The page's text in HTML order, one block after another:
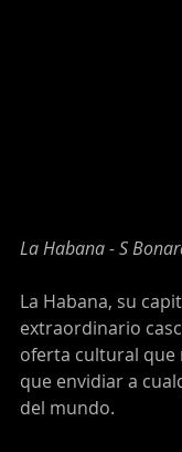
La Habana - S
La Habana, su
extraordinario
oferta cultural que
que envidiar a
del mundo.